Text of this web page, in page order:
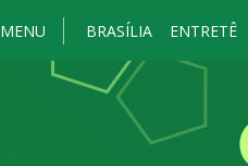
MENU BRASÍLIA ENTRETÊ